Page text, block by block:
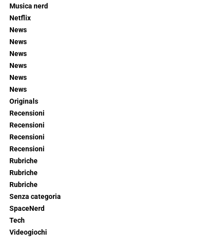
Musica nerd
Netflix
News
News
News
News
News
News
Originals
Recensioni
Recensioni
Recensioni
Recensioni
Rubriche
Rubriche
Rubriche
Senza categoria
SpaceNerd
Tech
Videogiochi